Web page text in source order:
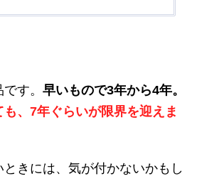
す。 早いもので3年から4年。
、7年ぐらいが限界を迎えま
きには、気が付かないかもし